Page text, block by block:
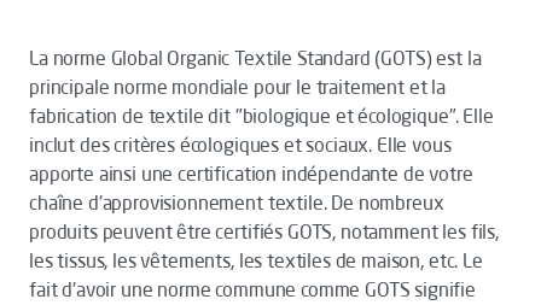
La norme Global Organic Textile Standard (GOTS) est la
principale norme mondiale pour le traitement et la
fabrication de textile dit "biologique et écologique". Elle
inclut des critères écologiques et sociaux. Elle vous
apporte ainsi une certification indépendante de votre
chaîne d'approvisionnement textile. De nombreux
produits peuvent être certifiés GOTS, notamment les fils,
les tissus, les vêtements, les textiles de maison, etc. Le
fait d'avoir une norme commune comme GOTS signifie